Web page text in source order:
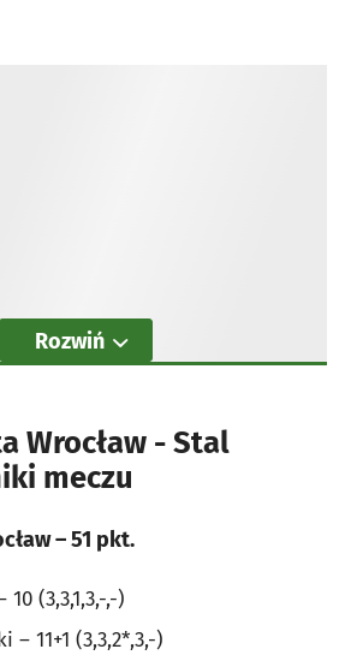
Rozwiń
Wrocław - Stal
meczu
– 51 pkt.
(3,3,1,3,-,-)
– 11+1 (3,3,2*,3,-)